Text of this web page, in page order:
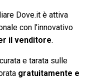
Dove.it è attiva
con l’innovativo
il venditore.
e tarata sulle
gratuitamente e